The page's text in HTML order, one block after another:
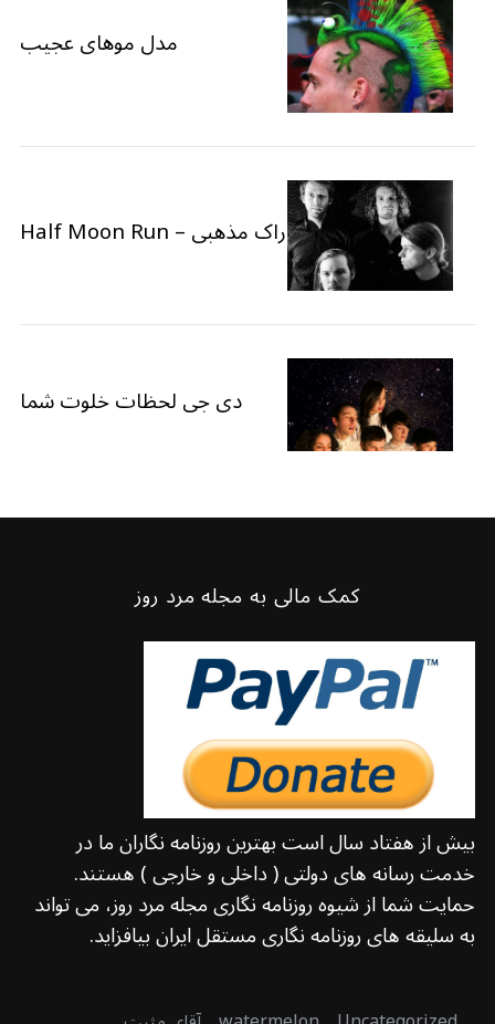
مدل موهای عجیب
راک مذهبی – Half Moon Run
دی جی لحظات خلوت شما
کمک مالی به مجله مرد روز
بیش از هفتاد سال است بهترین روزنامه نگاران ما در
خدمت رسانه های دولتی ( داخلی و خارجی ) هستند.
حمایت شما از شیوه روزنامه نگاری مجله مرد روز، می تواند
به سلیقه های روزنامه نگاری مستقل ایران بیافزاید.